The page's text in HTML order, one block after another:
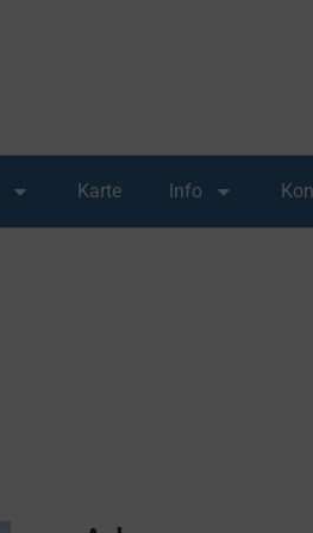
Karte Info